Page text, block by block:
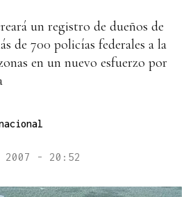
un registro de dueños de
de 700 policías federales a la
en un nuevo esfuerzo por
2007 - 20:52